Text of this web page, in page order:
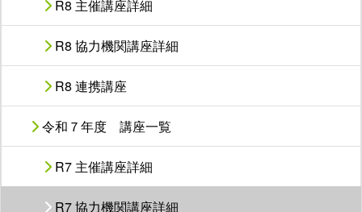
R8 主催講座詳細
R8 協力機関講座詳細
R8 連携講座
令和７年度 講座一覧
R7 主催講座詳細
R7 協力機関講座詳細